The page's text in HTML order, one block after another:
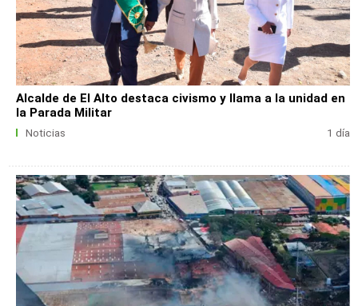
Alcalde de El Alto destaca civismo y llama a la unidad en
la Parada Militar
Noticias 1 día